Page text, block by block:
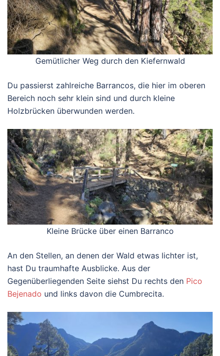
Gemütlicher Weg durch den Kiefernwald
Du passierst zahlreiche Barrancos, die hier im oberen
Bereich noch sehr klein sind und durch kleine
Holzbrücken überwunden werden.
Kleine Brücke über einen Barranco
An den Stellen, an denen der Wald etwas lichter ist,
hast Du traumhafte Ausblicke. Aus der
Gegenüberliegenden Seite siehst Du rechts den Pico
Bejenado und links davon die Cumbrecita.